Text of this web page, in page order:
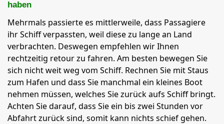
haben
Mehrmals passierte es mittlerweile, dass Passagiere
ihr Schiff verpassten, weil diese zu lange an Land
verbrachten. Deswegen empfehlen wir Ihnen
rechtzeitig retour zu fahren. Am besten bewegen Sie
sich nicht weit weg vom Schiff. Rechnen Sie mit Staus
zum Hafen und dass Sie manchmal ein kleines Boot
nehmen müssen, welches Sie zurück aufs Schiff bringt.
Achten Sie darauf, dass Sie ein bis zwei Stunden vor
Abfahrt zurück sind, somit kann nichts schief gehen.